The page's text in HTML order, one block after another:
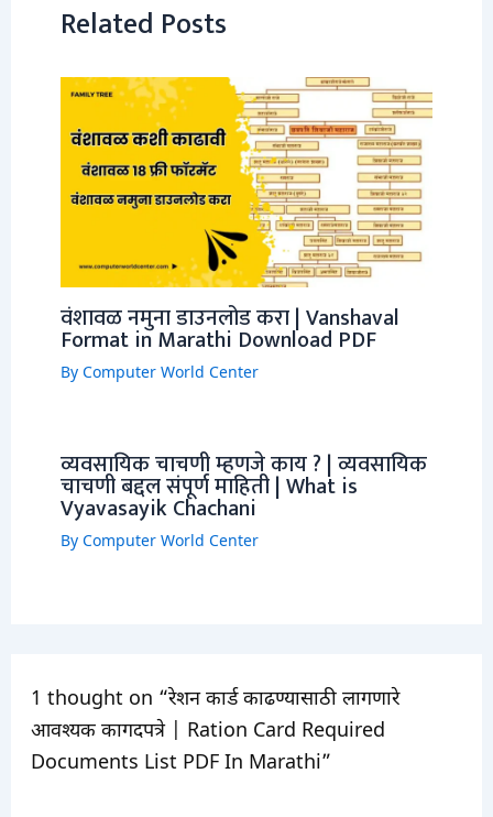
Related Posts
वंशावळ नमुना डाउनलोड करा | Vanshaval
Format in Marathi Download PDF
By Computer World Center
व्यवसायिक चाचणी म्हणजे काय ? | व्यवसायिक
चाचणी बद्दल संपूर्ण माहिती | What is
Vyavasayik Chachani
By Computer World Center
1 thought on “रेशन कार्ड काढण्यासाठी लागणारे
आवश्यक कागदपत्रे | Ration Card Required
Documents List PDF In Marathi”